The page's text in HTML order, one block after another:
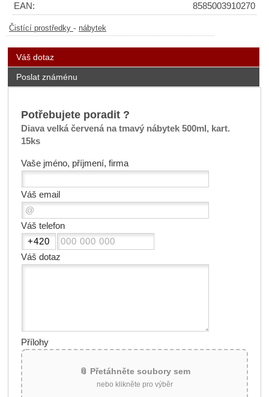
EAN:
8585003910270
Čistící prostředky - nábytek
Váš dotaz
Poslat známénu
Potřebujete poradit ?
Diava velká červená na tmavý nábytek 500ml, kart.
15ks
Vaše jméno, příjmení, firma
Váš email
Váš telefon
Váš dotaz
Přílohy
📎 Přetáhněte soubory sem
nebo klikněte pro výběr